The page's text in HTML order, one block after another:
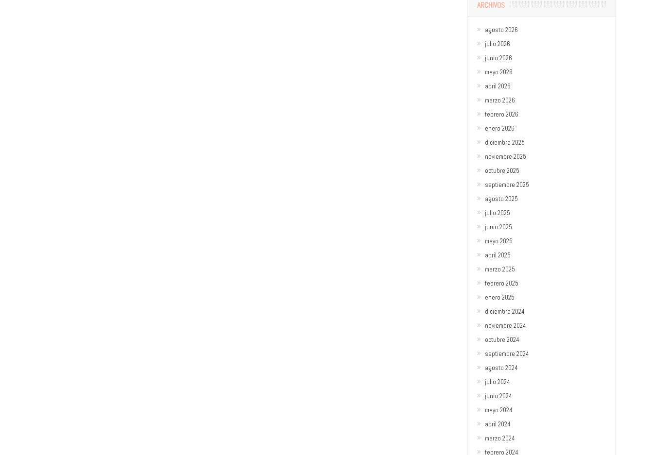
ARCHIVOS
agosto 2026
julio 2026
junio 2026
mayo 2026
abril 2026
marzo 2026
febrero 2026
enero 2026
diciembre 2025
noviembre 2025
octubre 2025
septiembre 2025
agosto 2025
julio 2025
junio 2025
mayo 2025
abril 2025
marzo 2025
febrero 2025
enero 2025
diciembre 2024
noviembre 2024
octubre 2024
septiembre 2024
agosto 2024
julio 2024
junio 2024
mayo 2024
abril 2024
marzo 2024
febrero 2024